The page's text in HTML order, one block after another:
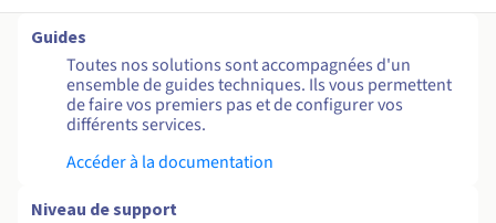
Guides
Toutes nos solutions sont accompagnées d'un
ensemble de guides techniques. Ils vous permettent
de faire vos premiers pas et de configurer vos
différents services.
Accéder à la documentation
Niveau de support